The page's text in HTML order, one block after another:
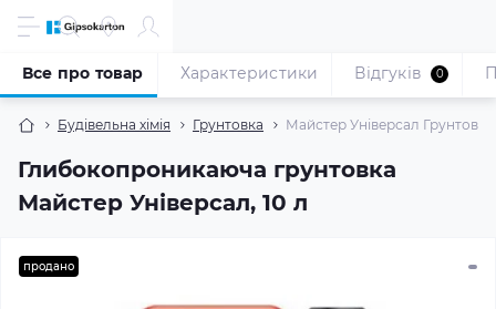
Будівельна хімія Грунтовка Майстер Універсал
Глибокопроникаюча грунтовка
Майстер Універсал, 10 л
Все про товар Характеристики Відгуків 0
продано